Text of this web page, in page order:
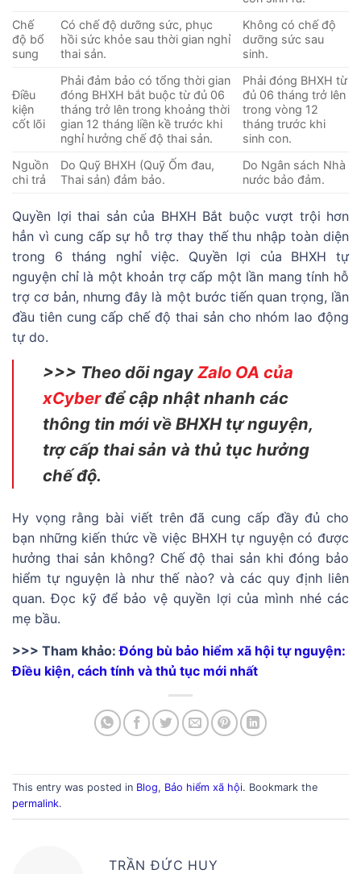
Chế
độ bổ
sung
Có chế độ dưỡng sức, phục
hồi sức khỏe sau thời gian nghỉ
thai sản.
Không có chế độ
dưỡng sức sau
sinh.
Điều
kiện
cốt lõi
Phải đảm bảo có tổng thời gian
đóng BHXH bắt buộc từ đủ 06
tháng trở lên trong khoảng thời
gian 12 tháng liền kề trước khi
nghỉ hưởng chế độ thai sản.
Phải đóng BHXH từ
đủ 06 tháng trở lên
trong vòng 12
tháng trước khi
sinh con.
Nguồn
chi trả
Do Quỹ BHXH (Quỹ Ốm đau,
Thai sản) đảm bảo.
Do Ngân sách Nhà
nước bảo đảm.
Quyền lợi thai sản của BHXH Bắt buộc vượt trội hơn
hẳn vì cung cấp sự hỗ trợ thay thế thu nhập toàn diện
trong 6 tháng nghỉ việc. Quyền lợi của BHXH tự
nguyện chỉ là một khoản trợ cấp một lần mang tính hỗ
trợ cơ bản, nhưng đây là một bước tiến quan trọng, lần
đầu tiên cung cấp chế độ thai sản cho nhóm lao động
tự do.
>>> Theo dõi ngayZalo OA của
xCyberđể cập nhật nhanh các
thông tin mới về BHXH tự nguyện,
trợ cấp thai sản và thủ tục hưởng
chế độ.
Hy vọng rằng bài viết trên đã cung cấp đầy đủ cho
bạn những kiến thức về việc BHXH tự nguyện có được
hưởng thai sản không? Chế độ thai sản khi đóng bảo
hiểm tự nguyện là như thế nào? và các quy định liên
quan. Đọc kỹ để bảo vệ quyền lợi của mình nhé các
mẹ bầu.
>>> Tham khảo:Đóng bù bảo hiểm xã hội tự nguyện:
Điều kiện, cách tính và thủ tục mới nhất
This entry was posted in Blog, Bảo hiểm xã hội. Bookmark the
permalink.
TRẦN ĐỨC HUY